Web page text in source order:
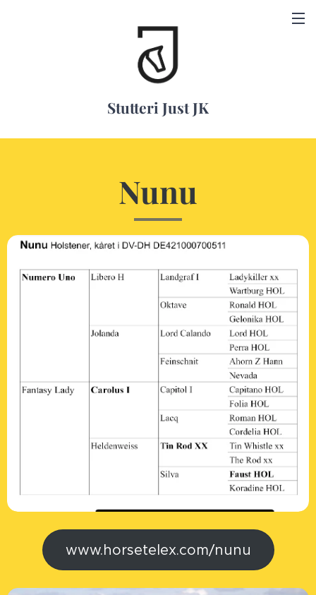
Stutteri Just JK
Nunu
www.horsetelex.com/nunu